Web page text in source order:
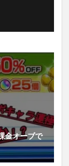
金オーブで